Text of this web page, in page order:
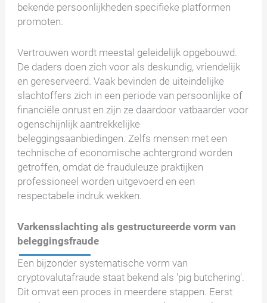
bekende persoonlijkheden specifieke platformen
promoten.
Vertrouwen wordt meestal geleidelijk opgebouwd.
De daders doen zich voor als deskundig, vriendelijk
en gereserveerd. Vaak bevinden de uiteindelijke
slachtoffers zich in een periode van persoonlijke of
financiële onrust en zijn ze daardoor vatbaarder voor
ogenschijnlijk aantrekkelijke
beleggingsaanbiedingen. Zelfs mensen met een
technische of economische achtergrond worden
getroffen, omdat de frauduleuze praktijken
professioneel worden uitgevoerd en een
respectabele indruk wekken.
Varkensslachting als gestructureerde vorm van
beleggingsfraude
Een bijzonder systematische vorm van
cryptovalutafraude staat bekend als 'pig butchering'.
Dit omvat een proces in meerdere stappen. Eerst